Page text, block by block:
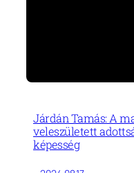
Járdán Tamás: A
veleszületett
képesség